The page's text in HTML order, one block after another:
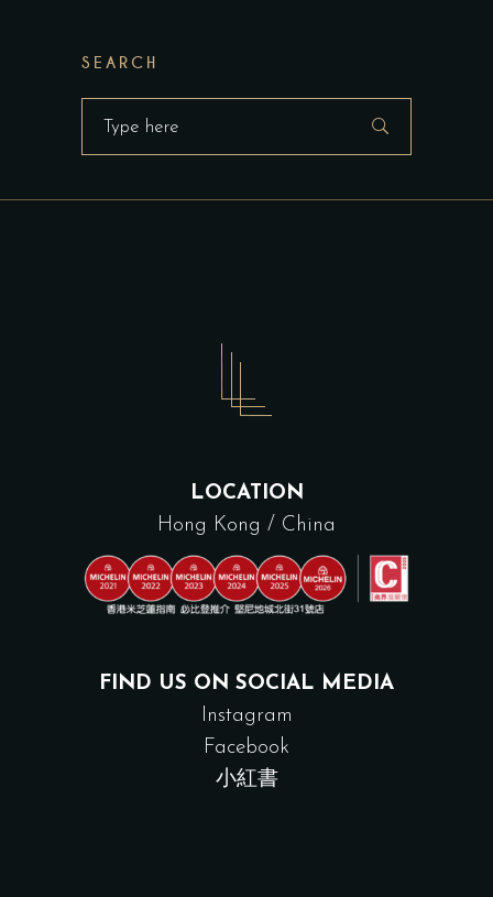
SEARCH
LOCATION
Hong Kong / China
FIND US ON SOCIAL MEDIA
Instagram
Facebook
小紅書